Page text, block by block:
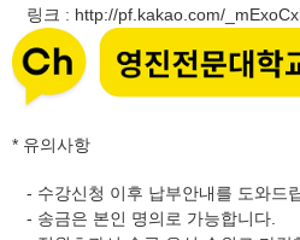
링크 : http://pf.kakao.com/
* 유의사항
- 수강신청 이후 납부안내를 도와드
- 송금은 본인 명의로 가능합니다.